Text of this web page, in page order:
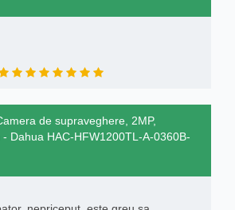
de supraveghere, 2MP,
Dahua HAC-HFW1200TL-A-0360B-